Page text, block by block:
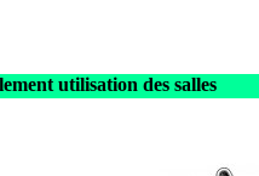
utilisation des salles